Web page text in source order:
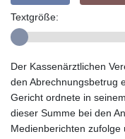
Textgröße:
Der Kassenärztlichen
den Abrechnungsbetrug
Gericht ordnete in
dieser Summe bei den
Medienberichten zufolge